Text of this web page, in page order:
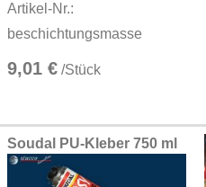
Artikel-Nr.:
beschichtungsmasse
9,01 € /Stück
Soudal PU-Kleber 750 ml